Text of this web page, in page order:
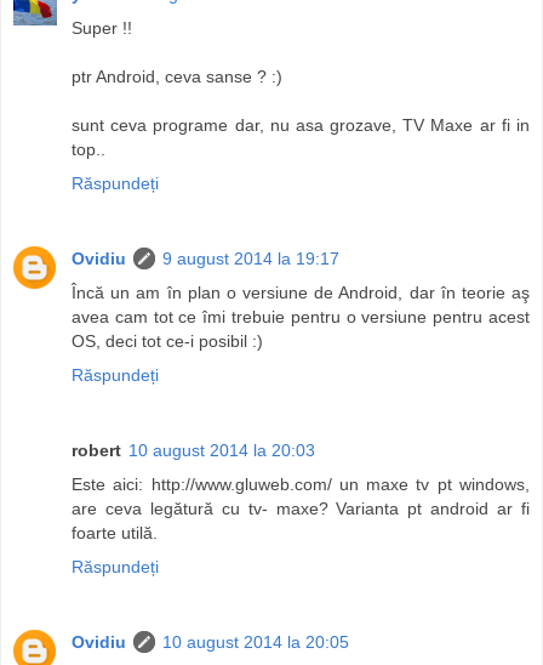
Super !!
ptr Android, ceva sanse ? :)
sunt ceva programe dar, nu asa grozave, TV Maxe ar fi in
top..
Răspundeți
Ovidiu
9 august 2014 la 19:17
Încă un am în plan o versiune de Android, dar în teorie aş
avea cam tot ce îmi trebuie pentru o versiune pentru acest
OS, deci tot ce-i posibil :)
Răspundeți
robert 10 august 2014 la 20:03
Este aici: http://www.gluweb.com/ un maxe tv pt windows,
are ceva legătură cu tv- maxe? Varianta pt android ar fi
foarte utilă.
Răspundeți
Ovidiu
10 august 2014 la 20:05